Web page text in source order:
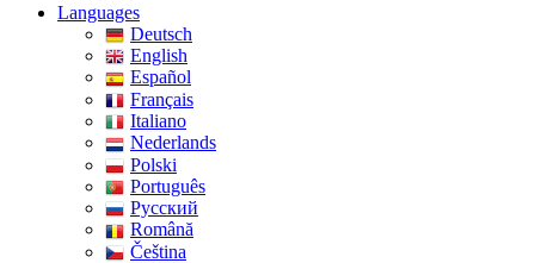
Languages
Deutsch
English
Español
Français
Italiano
Nederlands
Polski
Português
Pусский
Română
Čeština